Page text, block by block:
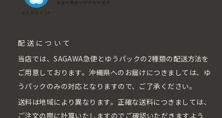
配送について
当店では、SAGAWA急便とゆうパックの2種類の配送方法を
ご用意しております。沖縄県へのお届けにつきましては、ゆ
うパックのみの対応となりますので、ご了承ください。
送料は地域により異なります。正確な送料につきましては、
ご注文の際に計算いたしますのでご確認いただきますよう